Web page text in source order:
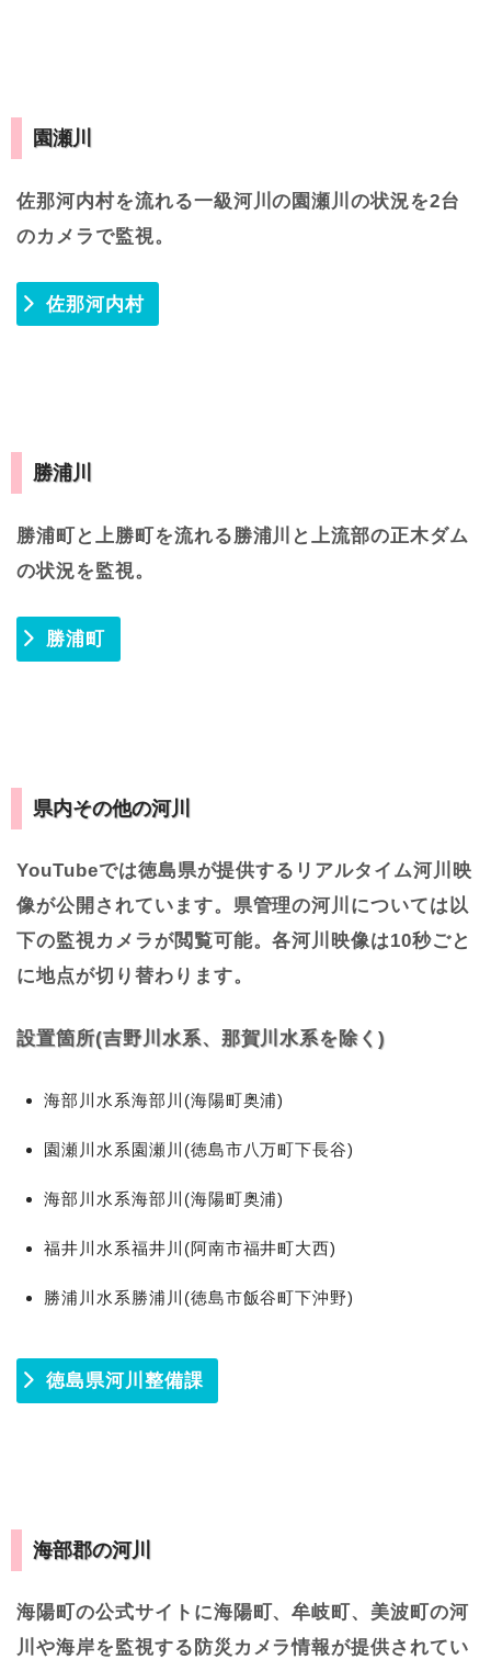
園瀬川
佐那河内村を流れる一級河川の園瀬川の状況を2台
のカメラで監視。
佐那河内村
勝浦川
勝浦町と上勝町を流れる勝浦川と上流部の正木ダム
の状況を監視。
勝浦町
県内その他の河川
YouTubeでは徳島県が提供するリアルタイム河川映
像が公開されています。県管理の河川については以
下の監視カメラが閲覧可能。各河川映像は10秒ごと
に地点が切り替わります。
設置箇所(吉野川水系、那賀川水系を除く)
海部川水系海部川(海陽町奥浦)
園瀬川水系園瀬川(徳島市八万町下長谷)
海部川水系海部川(海陽町奥浦)
福井川水系福井川(阿南市福井町大西)
勝浦川水系勝浦川(徳島市飯谷町下沖野)
徳島県河川整備課
海部郡の河川
海陽町の公式サイトに海陽町、牟岐町、美波町の河
川や海岸を監視する防災カメラ情報が提供されてい